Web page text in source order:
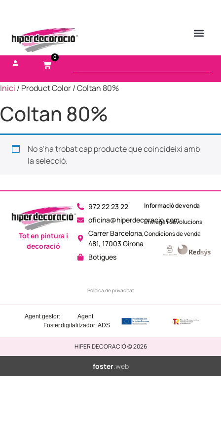
0
Inici / Product Color / Coltan 80%
Coltan 80%
No s'ha trobat cap producte que coincideixi amb
la selecció.
972 22 23 22
oficina@hiperdecoracio.com
Carrer Barcelona,
481, 17003 Girona
Botigues
Política de privacitat
Tot en pintura i
decoració
Informació de venda
Entrega i devolucions
Condicions de venda
Agent
digitalitzador: ADS
Agent gestor:
Foster
HIPER DECORACIÓ © 2026
foster.web